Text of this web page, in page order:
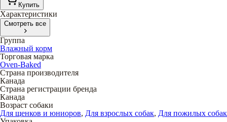
Купить
Характеристики
Смотреть все
Группа
Влажный корм
Торговая марка
Oven-Baked
Страна производителя
Канада
Страна регистрации бренда
Канада
Возраст собаки
Для щенков и юниоров, Для взрослых собак, Для пожилых собак